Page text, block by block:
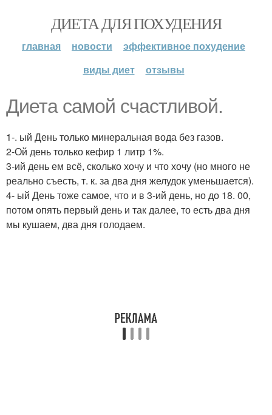
ДИЕТА ДЛЯ ПОХУДЕНИЯ
главная новости
эффективное похудение
виды диет
отзывы
Диета самой счастливой.
1-. ый День только минеральная вода без газов.
2-Ой день только кефир 1 литр 1%.
3-ий день ем всё, сколько хочу и что хочу (но много не
реально съесть, т. к. за два дня желудок уменьшается).
4- ый День тоже самое, что и в 3-ий день, но до 18. 00,
потом опять первый день и так далее, то есть два дня
мы кушаем, два дня голодаем.